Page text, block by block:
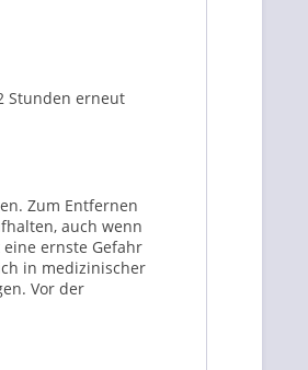
Stunden erneut
Zum Entfernen
auch wenn
ernste Gefahr
in medizinischer
Vor der